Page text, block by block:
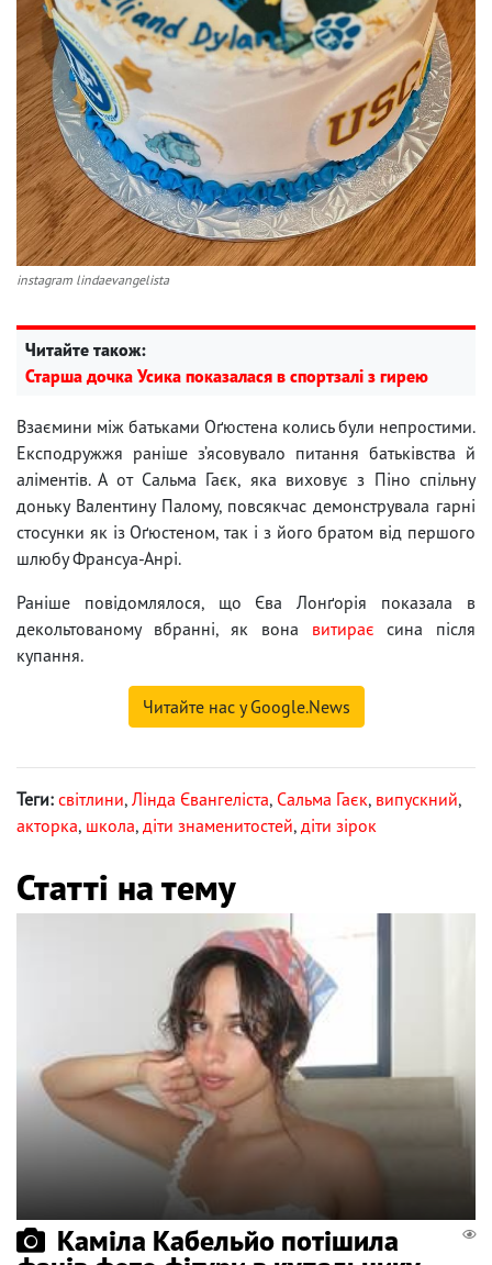
instagram lindaevangelista
Читайте також:
Старша дочка Усика показалася в спортзалі з гирею
Взаємини між батьками Оґюстена колись були непростими.
Експодружжя раніше з’ясовувало питання батьківства й
аліментів. А от Сальма Гаєк, яка виховує з Піно спільну
доньку Валентину Палому, повсякчас демонструвала гарні
стосунки як із Оґюстеном, так і з його братом від першого
шлюбу Франсуа-Анрі.
Раніше повідомлялося, що Єва Лонґорія показала в
декольтованому вбранні, як вона витирає сина після
купання.
Читайте нас у Google.News
Теги: світлини, Лінда Євангеліста, Сальма Гаєк, випускний,
акторка, школа, діти знаменитостей, діти зірок
Статті на тему
Каміла Кабельйо потішила